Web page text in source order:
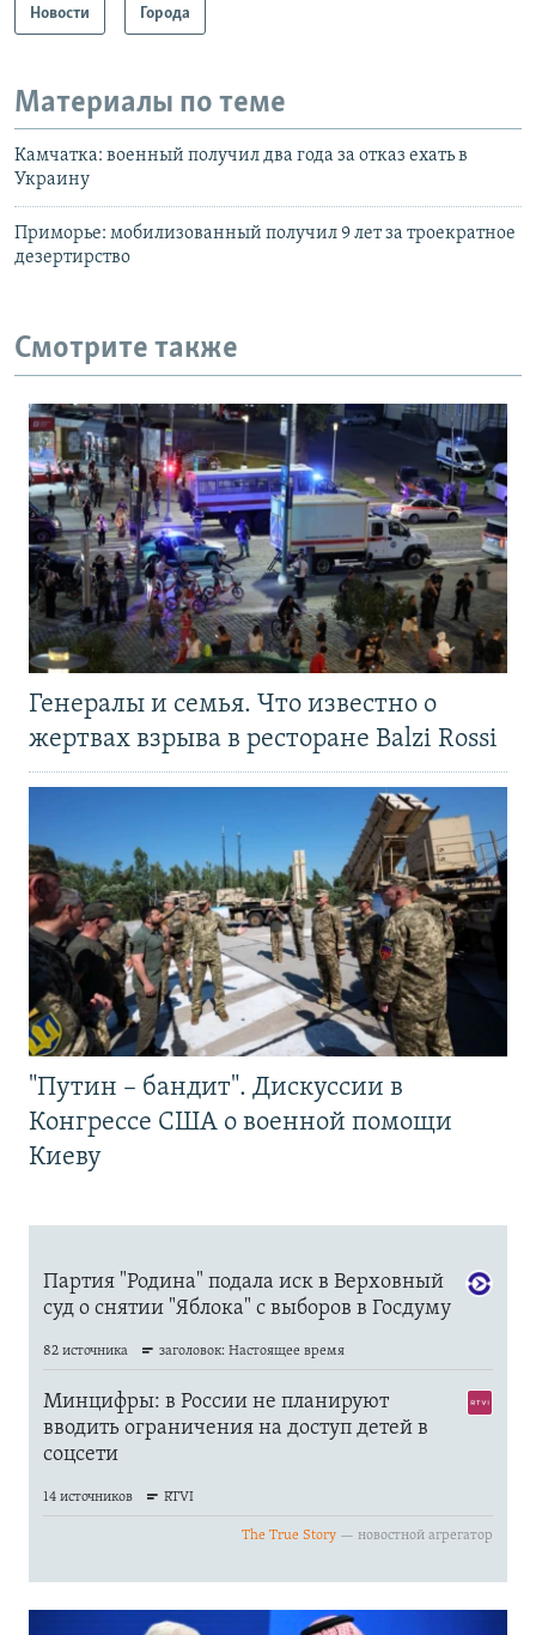
Новости Города
Материалы по теме
Камчатка: военный получил два года за отказ ехать в
Украину
Приморье: мобилизованный получил 9 лет за троекратное
дезертирство
Смотрите также
Генералы и семья. Что известно о
жертвах взрыва в ресторане Balzi Rossi
"Путин – бандит". Дискуссии в
Конгрессе США о военной помощи
Киеву